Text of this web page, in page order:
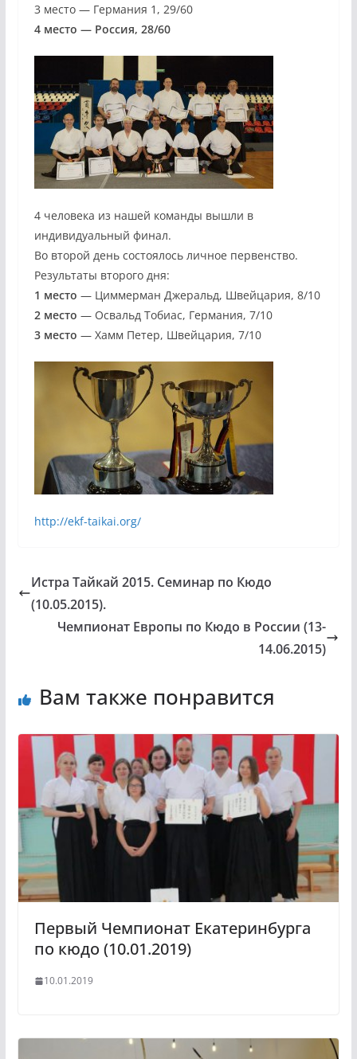
3 место — Германия 1, 29/60
4 место — Россия, 28/60
4 человека из нашей команды вышли в
индивидуальный финал.
Во второй день состоялось личное первенство.
Результаты второго дня:
1 место — Циммерман Джеральд, Швейцария, 8/10
2 место — Освальд Тобиас, Германия, 7/10
3 место — Хамм Петер, Швейцария, 7/10
http://ekf-taikai.org/
Истра Тайкай 2015. Семинар по Кюдо
(10.05.2015).
Чемпионат Европы по Кюдо в России (13-
14.06.2015)
Вам также понравится
Первый Чемпионат Екатеринбурга
по кюдо (10.01.2019)
10.01.2019